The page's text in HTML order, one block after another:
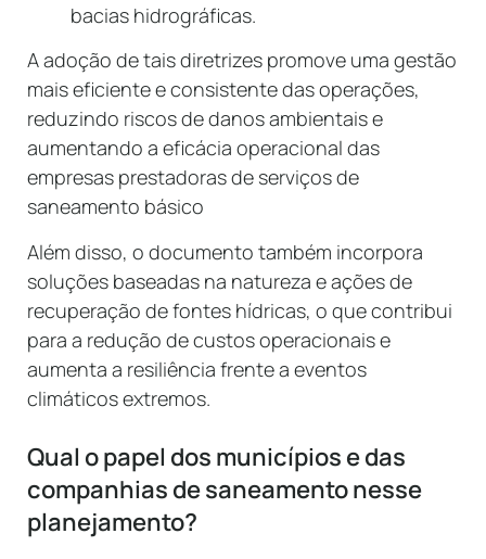
bacias hidrográficas.
A adoção de tais diretrizes promove uma gestão
mais eficiente e consistente das operações,
reduzindo riscos de danos ambientais e
aumentando a eficácia operacional das
empresas prestadoras de serviços de
saneamento básico
Além disso, o documento também incorpora
soluções baseadas na natureza e ações de
recuperação de fontes hídricas, o que contribui
para a redução de custos operacionais e
aumenta a resiliência frente a eventos
climáticos extremos.
Qual o papel dos municípios e das
companhias de saneamento nesse
planejamento?